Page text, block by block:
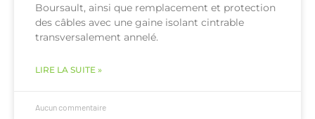
Boursault, ainsi que remplacement et protection
des câbles avec une gaine isolant cintrable
transversalement annelé.
LIRE LA SUITE »
Aucun commentaire